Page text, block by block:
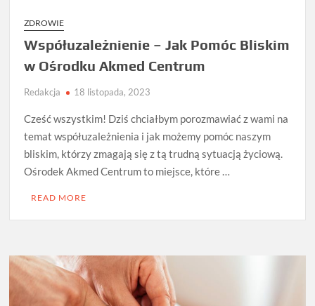
ZDROWIE
Współuzależnienie – Jak Pomóc Bliskim
w Ośrodku Akmed Centrum
Redakcja 18 listopada, 2023
Cześć wszystkim! Dziś chciałbym porozmawiać z wami na
temat współuzależnienia i jak możemy pomóc naszym
bliskim, którzy zmagają się z tą trudną sytuacją życiową.
Ośrodek Akmed Centrum to miejsce, które …
READ MORE